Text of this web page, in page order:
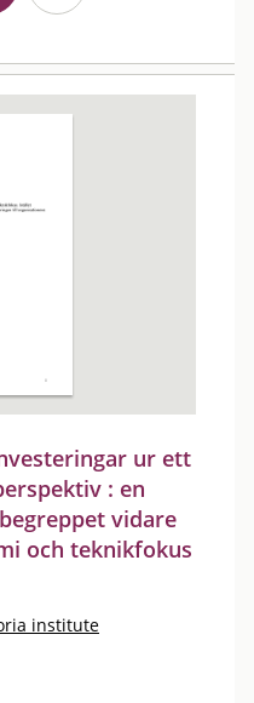
ur ett
: en
vidare
och teknikfokus
institute